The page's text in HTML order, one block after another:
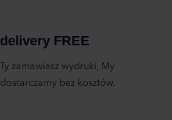
delivery FREE
Ty zamawiasz wydruki, My
dostarczamy bez kosztów.